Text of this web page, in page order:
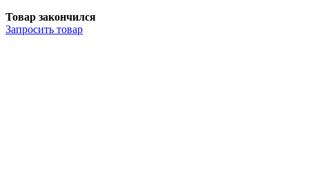
Товар закончился
Запросить товар